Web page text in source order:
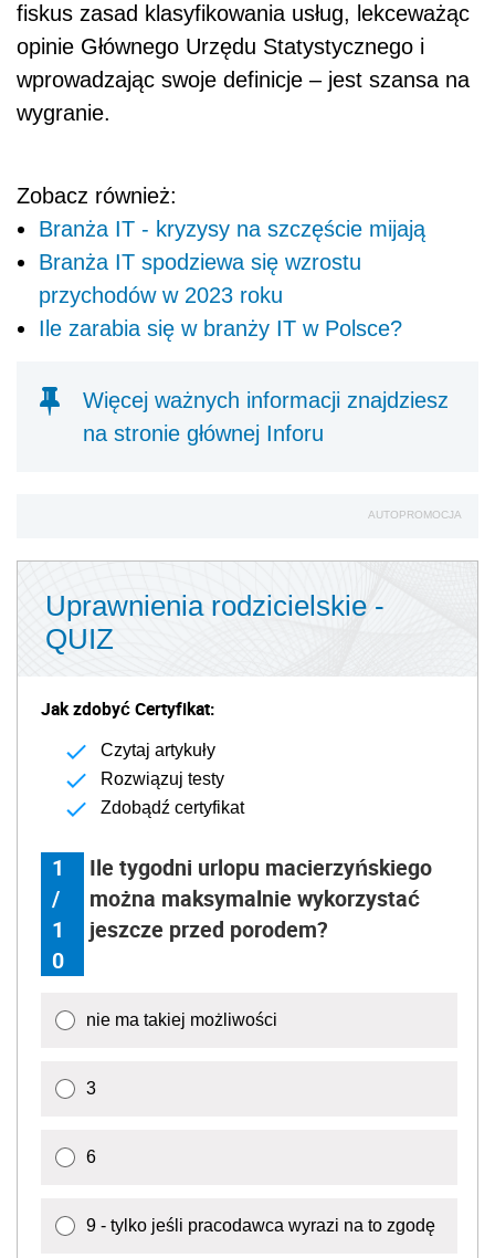
fiskus zasad klasyfikowania usług, lekceważąc
opinie Głównego Urzędu Statystycznego i
wprowadzając swoje definicje – jest szansa na
wygranie.
Zobacz również:
Branża IT - kryzysy na szczęście mijają
Branża IT spodziewa się wzrostu
przychodów w 2023 roku
Ile zarabia się w branży IT w Polsce?
Więcej ważnych informacji znajdziesz
na stronie głównej Inforu
AUTOPROMOCJA
Uprawnienia rodzicielskie -
QUIZ
Jak zdobyć Certyfikat:
Czytaj artykuły
Rozwiązuj testy
Zdobądź certyfikat
1
/
1
0
Ile tygodni urlopu macierzyńskiego
można maksymalnie wykorzystać
jeszcze przed porodem?
nie ma takiej możliwości
3
6
9 - tylko jeśli pracodawca wyrazi na to zgodę